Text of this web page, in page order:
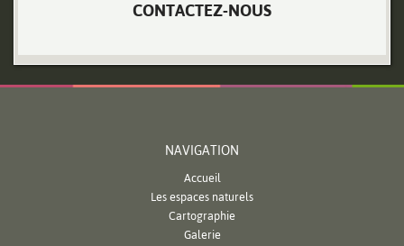
CONTACTEZ-NOUS
NAVIGATION
Accueil
Les espaces naturels
Cartographie
Galerie